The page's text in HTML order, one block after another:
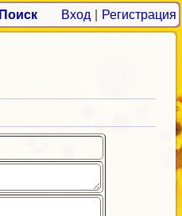
Поиск Вход
Регистрация